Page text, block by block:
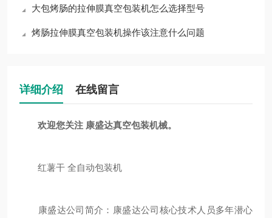
大包烤肠的拉伸膜真空包装机怎么选择型号
烤肠拉伸膜真空包装机操作该注意什么问题
详细介绍 在线留言
欢迎您关注 康盛达真空包装机械。
红薯干 全自动包装机
康盛达公司简介：康盛达公司核心技术人员多年潜心